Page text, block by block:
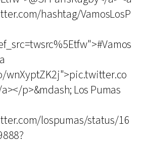
hashtag/VamosLosP
wnXyptZK2j">pic.twitter.co
p>&mdash; Los Pumas
lospumas/status/16